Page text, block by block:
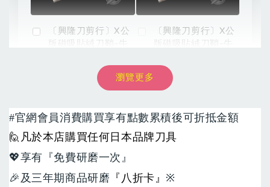
〔興隆刀剪行〕X公
版磁吸貼絨刀鞘-牛
NT$ 1,500
〔興隆刀剪行〕X公
版磁吸貼絨刀鞘-牛
力:黑/白
NT$ 1,300
瀏覽更多
#官網會員消費購買享有點數累積後可折抵金額
🙋 凡於本店購買任何日本品牌刀具
💖享有『免費研磨一次』
🎉 及三年期商品研磨 『八折卡』 ※